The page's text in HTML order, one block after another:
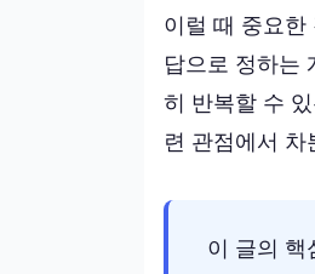
이럴 때 중요한
답으로 정하는
히 반복할 수
련 관점에서 차
이 글의 핵